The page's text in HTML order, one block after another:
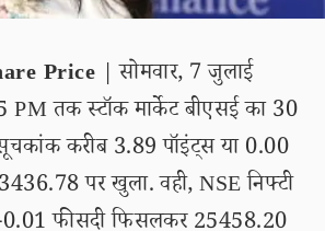
Price | सोमवार, 7 जुलाई
PM तक स्टॉक मार्केट बीएसई का 30
करीब 3.89 पॉइंट्स या 0.00
पर खुला. वही, NSE निफ्टी